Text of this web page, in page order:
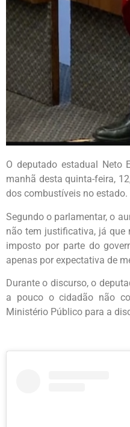
O deputado estadual Neto
manhã desta quinta-feira,
dos combustíveis no estado.
Segundo o parlamentar, o
não tem justificativa, já que
imposto por parte do
apenas por expectativa de
Durante o discurso, o
a pouco o cidadão não
Ministério Público para a